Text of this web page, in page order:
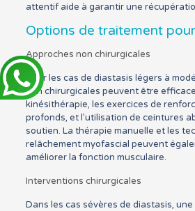
attentif aide à garantir une
Options de traitement
Approches non chirurgicales
Pour les cas de diastasis légers à
non chirurgicales peuvent être
kinésithérapie, les exercices de
profonds, et l’utilisation de ceintures
soutien. La thérapie manuelle et les
relâchement myofascial peuvent
améliorer la fonction musculaire.
Interventions chirurgicales
Dans les cas sévères de diastasis,